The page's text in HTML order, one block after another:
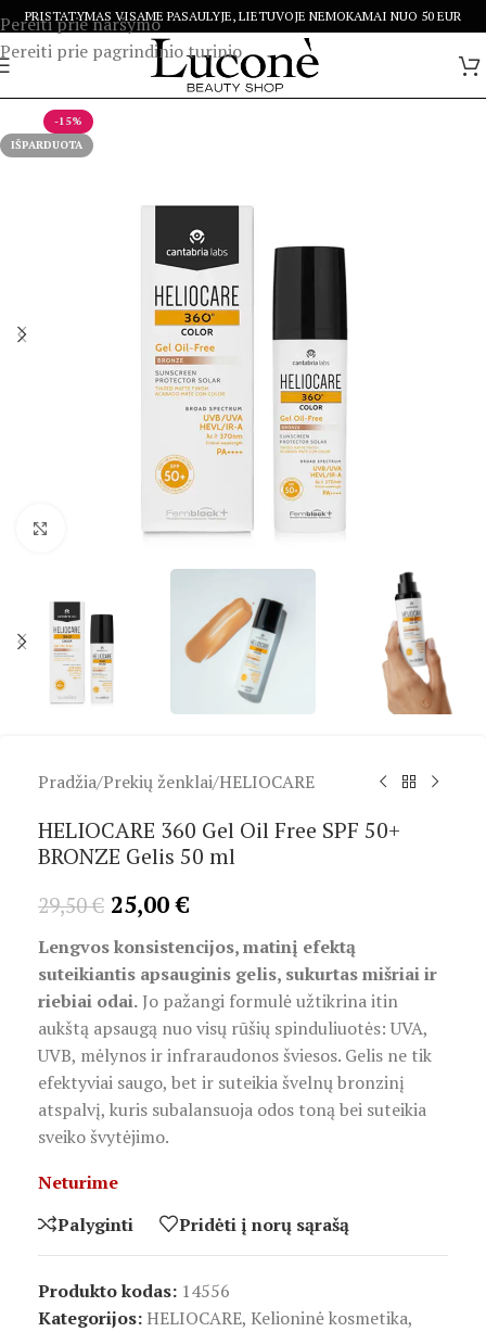
Pereiti prie naršymo
Pereiti prie pagrindinio turinio
PRISTATYMAS VISAME PASAULYJE, LIETUVOJE NEMOKAMAI NUO 50 EUR
-15%
IŠPARDUOTA
Spustelėkite, kad padidintumėte
Pradžia/Prekių ženklai/HELIOCARE
HELIOCARE 360 Gel Oil Free SPF 50+
BRONZE Gelis 50 ml
29,50€ 25,00€
Lengvos konsistencijos, matinį efektą
suteikiantis apsauginis gelis, sukurtas mišriai ir
riebiai odai. Jo pažangi formulė užtikrina itin
aukštą apsaugą nuo visų rūšių spinduliuotės: UVA,
UVB, mėlynos ir infraraudonos šviesos. Gelis ne tik
efektyviai saugo, bet ir suteikia švelnų bronzinį
atspalvį, kuris subalansuoja odos toną bei suteikia
sveiko švytėjimo.
Neturime
Palyginti
Pridėti į norų sąrašą
Produkto kodas: 14556
Kategorijos: HELIOCARE, Kelioninė kosmetika,